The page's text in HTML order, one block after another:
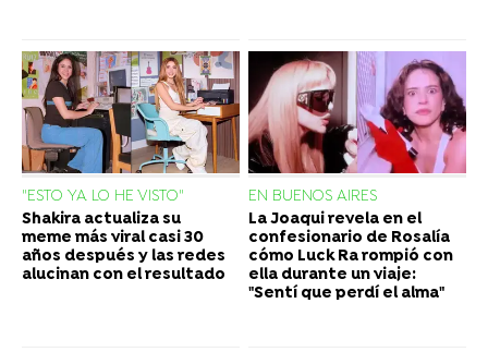
"ESTO YA LO HE VISTO"
Shakira actualiza su
meme más viral casi 30
años después y las redes
alucinan con el resultado
EN BUENOS AIRES
La Joaqui revela en el
confesionario de Rosalía
cómo Luck Ra rompió con
ella durante un viaje:
"Sentí que perdí el alma"